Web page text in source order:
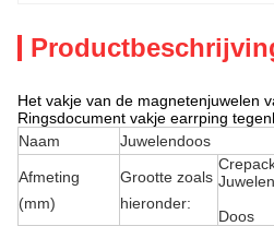
Het vakje van de magnetenjuwelen
Ringsdocument vakje earrping
Naam
Juwelendoos
Afmeting
(mm)
Grootte zoals
hieronder:
Juwelen
Doos